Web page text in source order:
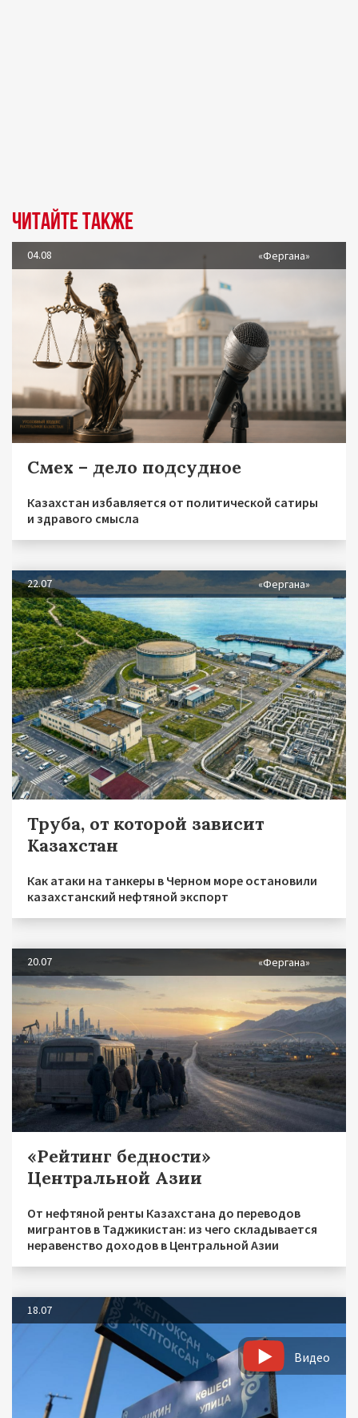
Читайте также
04.08 «Фергана»
Смех – дело подсудное
Казахстан избавляется от политической сатиры
и здравого смысла
22.07 «Фергана»
Труба, от которой зависит
Казахстан
Как атаки на танкеры в Черном море остановили
казахстанский нефтяной экспорт
20.07 «Фергана»
«Рейтинг бедности»
Центральной Азии
От нефтяной ренты Казахстана до переводов
мигрантов в Таджикистан: из чего складывается
неравенство доходов в Центральной Азии
18.07
Видео